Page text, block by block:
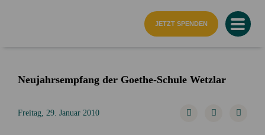
JETZT SPENDEN
Neujahrsempfang der Goethe-Schule Wetzlar
Freitag, 29. Januar 2010